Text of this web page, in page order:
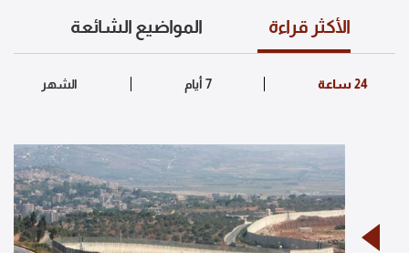
الأكثر قراءة المواضيع الشائعة